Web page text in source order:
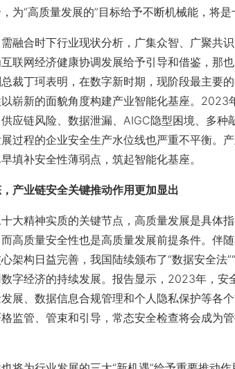
为“高质量发展的”目标给予不断机械能，将是
融合时下行业现状分析，广集众智、广聚共
联网经济健康协调发展给予引导和借鉴，那
裁丁珂表明，在数字新时期，现阶段最主要
崭新的面貌角度构建产业智能化基座。2023
应链风险、数据泄漏、AIGC隐型困境、多种
过程的企业安全生产水位线也严重不平衡。
填补安全性薄弱点，筑起智能化基座。
产业链安全关键推动作用更加显出
大精神实质的关键节点，高质量发展是具体
高质量安全性也是高质量发展前提条件。伴
架构日益完善，我国陆续颁布了“数据安全法
字经济的持续发展。报告显示，2023年，安
展、数据信息合规管理和个人隐私保护等各
监管、管束和引导，常态安全检查将会成为